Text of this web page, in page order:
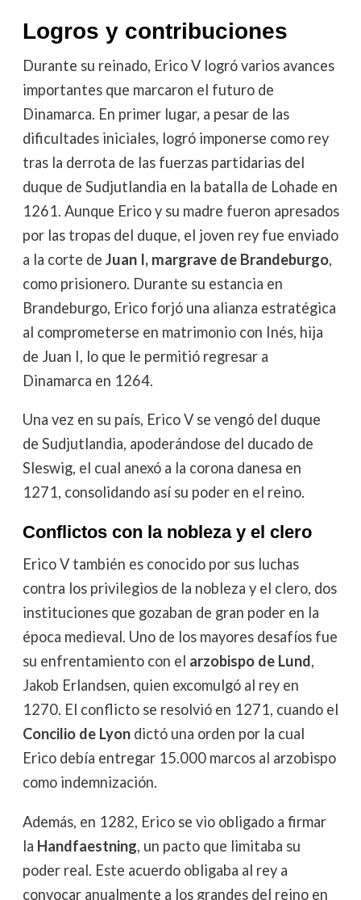
Logros y contribuciones
Durante su reinado, Erico V logró varios avances
importantes que marcaron el futuro de
Dinamarca. En primer lugar, a pesar de las
dificultades iniciales, logró imponerse como rey
tras la derrota de las fuerzas partidarias del
duque de Sudjutlandia en la batalla de Lohade en
1261. Aunque Erico y su madre fueron apresados
por las tropas del duque, el joven rey fue enviado
a la corte de Juan I, margrave de Brandeburgo,
como prisionero. Durante su estancia en
Brandeburgo, Erico forjó una alianza estratégica
al comprometerse en matrimonio con Inés, hija
de Juan I, lo que le permitió regresar a
Dinamarca en 1264.
Una vez en su país, Erico V se vengó del duque
de Sudjutlandia, apoderándose del ducado de
Sleswig, el cual anexó a la corona danesa en
1271, consolidando así su poder en el reino.
Conflictos con la nobleza y el clero
Erico V también es conocido por sus luchas
contra los privilegios de la nobleza y el clero, dos
instituciones que gozaban de gran poder en la
época medieval. Uno de los mayores desafíos fue
su enfrentamiento con el arzobispo de Lund,
Jakob Erlandsen, quien excomulgó al rey en
1270. El conflicto se resolvió en 1271, cuando el
Concilio de Lyondictó una orden por la cual
Erico debía entregar 15.000 marcos al arzobispo
como indemnización.
Además, en 1282, Erico se vio obligado a firmar
la Handfaestning, un pacto que limitaba su
poder real. Este acuerdo obligaba al rey a
convocar anualmente a los grandes del reino en